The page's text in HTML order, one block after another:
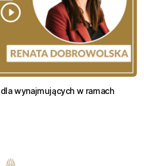
wynajmujących w ramach